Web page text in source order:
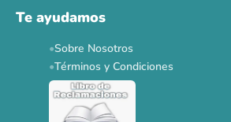
Ver todas las promos 🐾
Te ayudamos
Sobre Nosotros
Términos y Condiciones